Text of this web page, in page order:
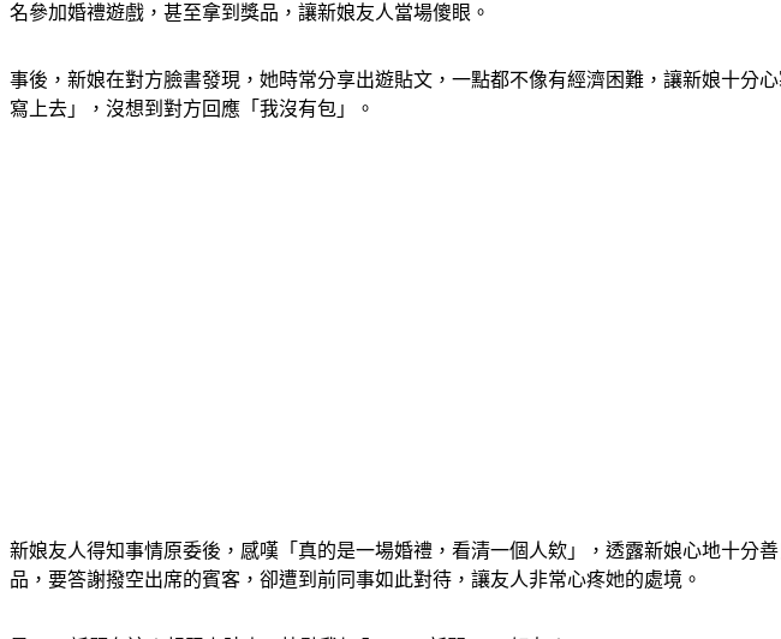
名參加婚禮遊戲，甚至拿到獎品，讓新娘友人當場傻眼。
事後，新娘在對方臉書發現，她時常分享出遊貼文，一點都不像有經濟困難，讓新娘十分
寫上去」，沒想到對方回應「我沒有包」。
新娘友人得知事情原委後，感嘆「真的是一場婚禮，看清一個人欸」，透露新娘心地十分
品，要答謝撥空出席的賓客，卻遭到前同事如此對待，讓友人非常心疼她的處境。